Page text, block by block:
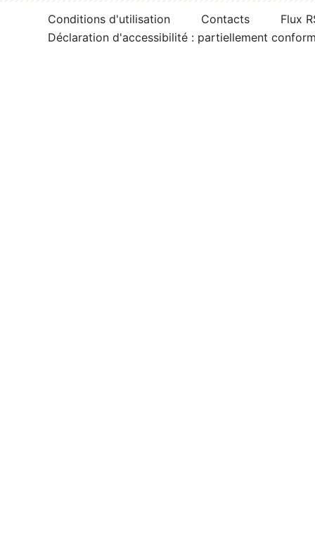
Conditions d'utilisation Contacts
Flux
Déclaration d'accessibilité : partiellement